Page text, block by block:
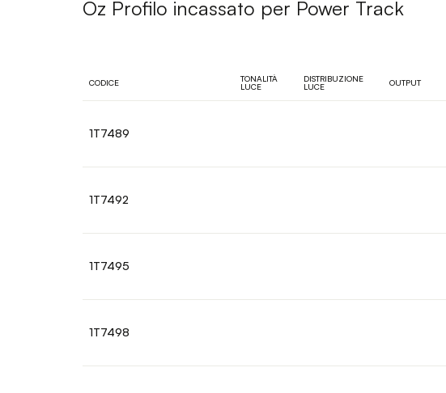
Oz Profilo incassato per Power Track
CODICE
TONALITÀ
LUCE
DISTRIBUZIONE
LUCE
OUTPUT
1T7489
1T7492
1T7495
1T7498